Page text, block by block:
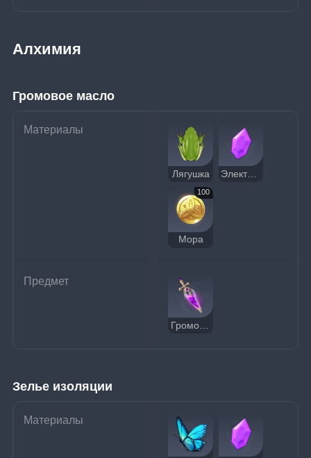
Алхимия
Громовое масло
Материалы
Лягушка
100
Мора
Предмет
Зелье изоляции
Материалы